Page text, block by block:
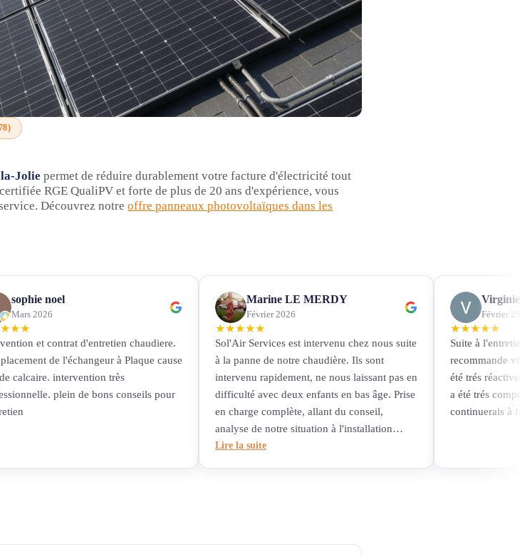
Jolie permet de réduire durablement votre facture d'électricité tout
RGE QualiPV et forte de plus de 20 ans d'expérience, vous
Découvrez notre offre panneaux photovoltaïques dans les
sophie noel
Mars 2026
★★
et contrat d'entretien chaudiere.
de l'échangeur à Plaque cause
calcaire. intervention très
plein de bons conseils pour
Marine LE MERDY
Février 2026
★★★★★
Sol'Air Services est intervenu chez nous suite
à la panne de notre chaudière. Ils sont
intervenu rapidement, ne nous laissant pas en
difficulté avec deux enfants en bas âge. Prise
en charge complète, allant du conseil,
analyse de notre situation à l'installation
finale avec à chaque contact des personnes
Lire la suite
Virginie
Février
★★★★★
Suite à
recommande
été trés
a été trés
continuerais à